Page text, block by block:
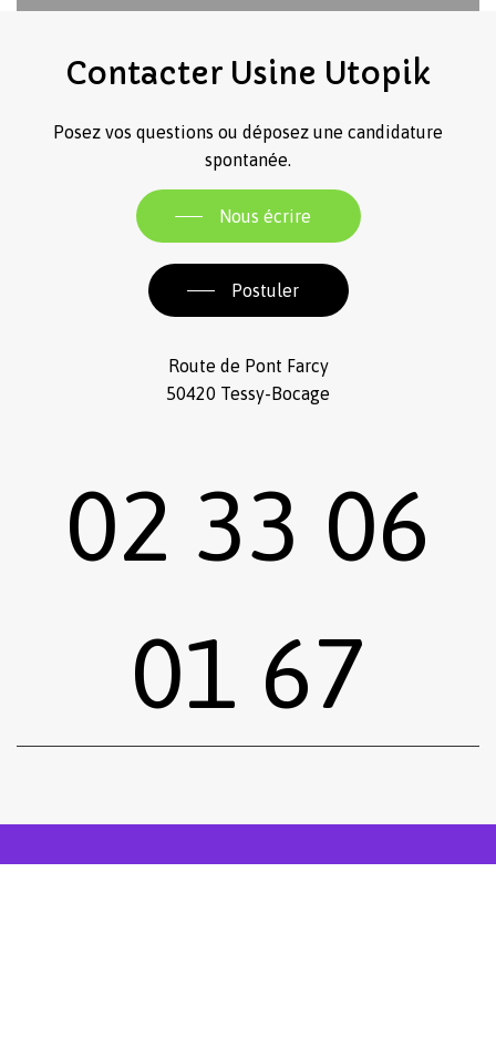
Sous-total : 0,00€
Contacter Usine Utopik
Posez vos questions ou déposez une candidature
spontanée.
Nous écrire
Postuler
Route de Pont Farcy
50420 Tessy-Bocage
02 33 06
01 67